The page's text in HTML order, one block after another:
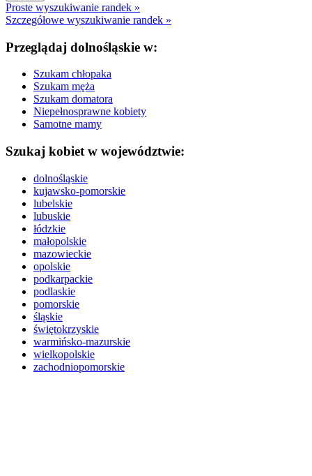
Proste wyszukiwanie randek »
Szczegółowe wyszukiwanie randek »
Przeglądaj dolnośląskie w:
Szukam chłopaka
Szukam męża
Szukam domatora
Niepełnosprawne kobiety
Samotne mamy
Szukaj kobiet w województwie:
dolnośląskie
kujawsko-pomorskie
lubelskie
lubuskie
łódzkie
małopolskie
mazowieckie
opolskie
podkarpackie
podlaskie
pomorskie
śląskie
świętokrzyskie
warmińsko-mazurskie
wielkopolskie
zachodniopomorskie